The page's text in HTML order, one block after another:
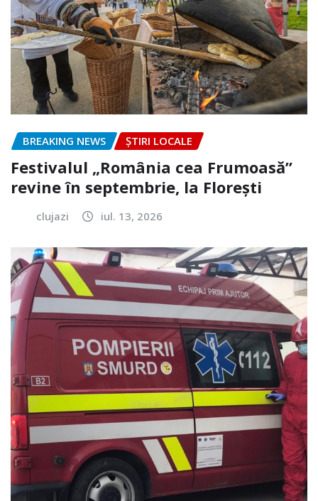
BREAKING NEWS ȘTIRI LOCALE
Festivalul „România cea Frumoasă”
revine în septembrie, la Florești
clujazi iul. 13, 2026